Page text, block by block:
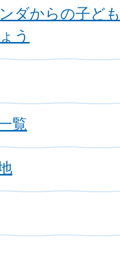
ダからの子ど
う
覧